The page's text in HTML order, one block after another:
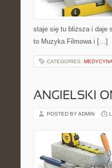
staje się tu bliższa i daje
to Muzyka Filmowa i […]
CATEGORIES:
ANGIELSKI
POSTED BY ADMIN